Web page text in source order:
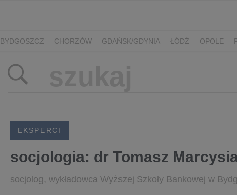
BYDGOSZCZ CHORZÓW GDAŃSK/GDYNIA ŁÓDŹ OPOLE
EKSPERCI
socjologia: dr Tomasz
socjolog, wykładowca Wyższej Szkoły Bankowej w